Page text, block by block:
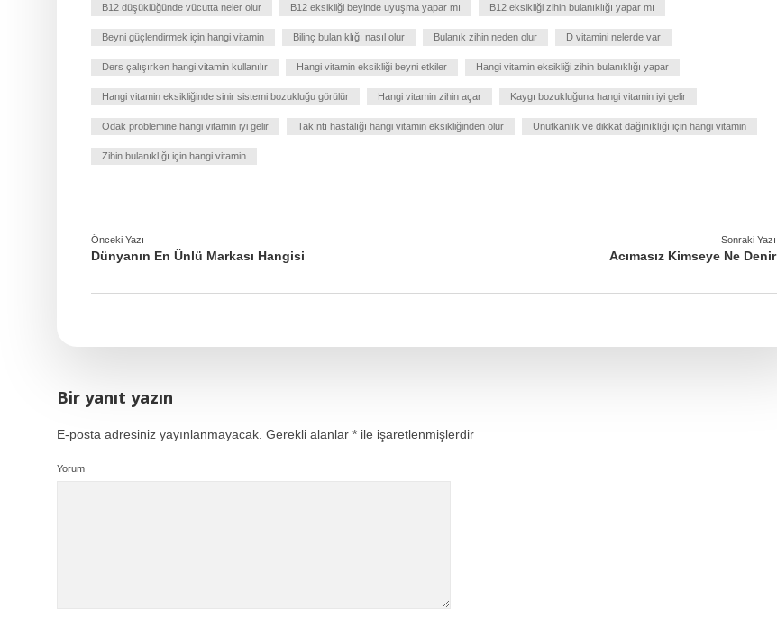
B12 düşüklüğünde vücutta neler olur B12 eksikliği beyinde uyuşma yapar mı B12 eksikliği zihin bulanıklığı yapar mı
Beyni güçlendirmek için hangi vitamin Bilinç bulanıklığı nasıl olur Bulanık zihin neden olur D vitamini nelerde var
Ders çalışırken hangi vitamin kullanılır Hangi vitamin eksikliği beyni etkiler Hangi vitamin eksikliği zihin bulanıklığı yapar
Hangi vitamin eksikliğinde sinir sistemi bozukluğu görülür Hangi vitamin zihin açar Kaygı bozukluğuna hangi vitamin iyi gelir
Odak problemine hangi vitamin iyi gelir Takıntı hastalığı hangi vitamin eksikliğinden olur Unutkanlık ve dikkat dağınıklığı için hangi vitamin
Zihin bulanıklığı için hangi vitamin
Önceki Yazı
Dünyanın En Ünlü Markası Hangisi
Sonraki Yazı
Acımasız Kimseye Ne Denir
Bir yanıt yazın
E-posta adresiniz yayınlanmayacak. Gerekli alanlar * ile işaretlenmişlerdir
Yorum